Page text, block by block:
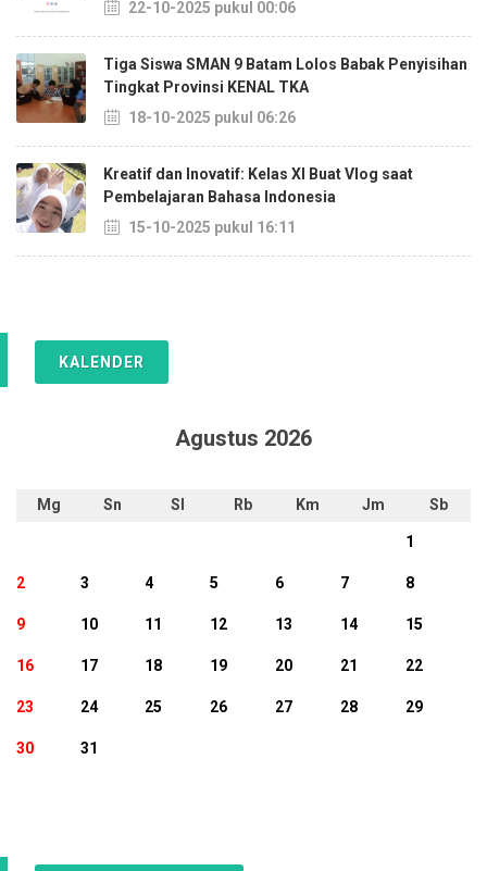
22-10-2025 pukul 00:06
Tiga Siswa SMAN 9 Batam Lolos Babak Penyisihan
Tingkat Provinsi KENAL TKA
18-10-2025 pukul 06:26
Kreatif dan Inovatif: Kelas XI Buat Vlog saat
Pembelajaran Bahasa Indonesia
15-10-2025 pukul 16:11
KALENDER
Agustus 2026
Mg Sn Sl Rb Km Jm Sb
1
2 3 4 5 6 7 8
9 10 11 12 13 14 15
16 17 18 19 20 21 22
23 24 25 26 27 28 29
30 31